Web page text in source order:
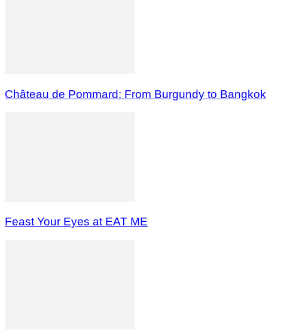
Château de Pommard: From Burgundy to Bangkok
Feast Your Eyes at EAT ME